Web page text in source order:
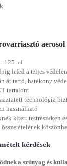
aerosol
125 ml
lefed a teljes
át tartó, hatékony
tartalom
technológia
használható
kitett testrészeken
kérdések
a szúnyog és